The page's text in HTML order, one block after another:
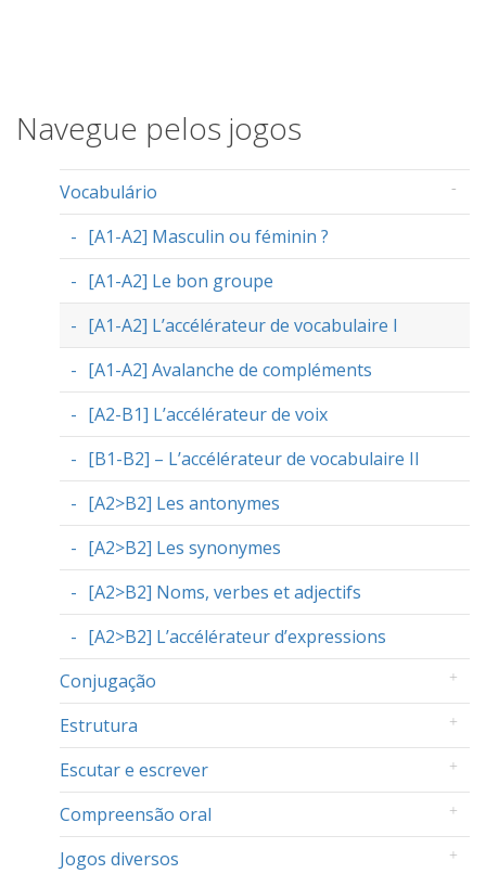
Navegue pelos jogos
Vocabulário
[A1-A2] Masculin ou féminin ?
[A1-A2] Le bon groupe
[A1-A2] L’accélérateur de vocabulaire I
[A1-A2] Avalanche de compléments
[A2-B1] L’accélérateur de voix
[B1-B2] – L’accélérateur de vocabulaire II
[A2>B2] Les antonymes
[A2>B2] Les synonymes
[A2>B2] Noms, verbes et adjectifs
[A2>B2] L’accélérateur d’expressions
Conjugação
Estrutura
Escutar e escrever
Compreensão oral
Jogos diversos